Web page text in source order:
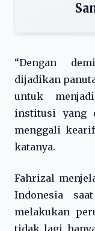
“Dengan
dijadikan
untuk
institusi yang
menggali
katanya.
Fahrizal
Indonesia
melakukan
tidak lagi